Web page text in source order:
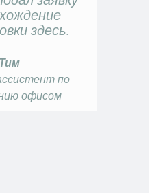
здесь.
Тим
по
офисом